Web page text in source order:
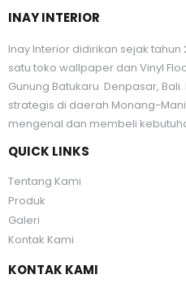
INAY INTERIOR
Inay Interior didirikan sejak tahun
satu toko wallpaper dan Vinyl
Gunung Batukaru Denpasar,
strategis di daerah Monang-
mengenal dan membeli
QUICK LINKS
Tentang Kami
Produk
Galeri
Kontak Kami
KONTAK KAMI